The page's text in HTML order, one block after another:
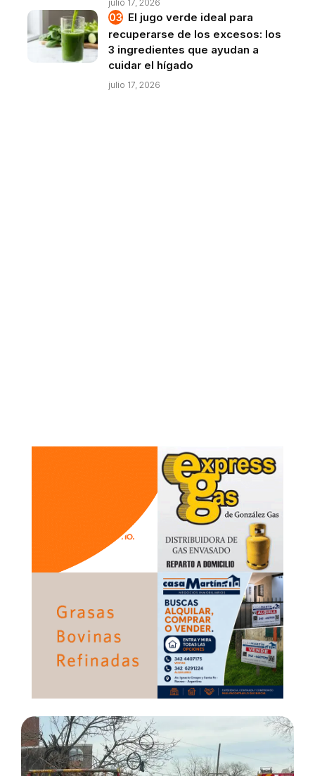
julio 17, 2026
El jugo verde ideal para
recuperarse de los excesos: los
3 ingredientes que ayudan a
cuidar el hígado
julio 17, 2026